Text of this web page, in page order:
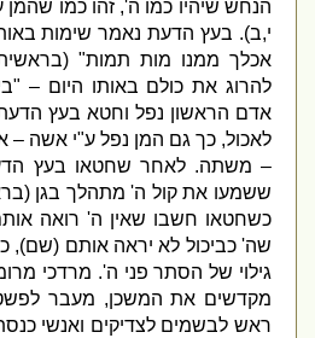
הנחש שיהיו כמו ה',זהו כמו שהמן
ב).בעץ הדעת נאמר שימות באותו
אכלך ממנו מות תמות" (בראשית
להרוג את כולם באותו היום –"
אדם הראשון נפל וחטא בעץ הדעת
לאכול,כך גם המן נפל ע" י אשה –
– משתה.לאחר שחטאו בעץ הדעת
ששמעו את קול ה'מתהלך בגן(
כשחטאו חשבו שאין ה 'רואה אותם
שה'כביכול לא יראה אותם(שם),
גילוי של הסתר פני ה '.מרדכי
מקדשים את המשכן,מעבר לפשט'
ראש לבשמים לצדיקים ואנשי כנסת